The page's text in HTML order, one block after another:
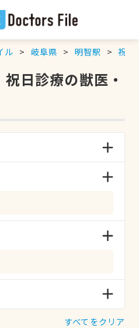
ル 岐阜県 明智駅 祝日
日診療の獣医・
すべてをクリア